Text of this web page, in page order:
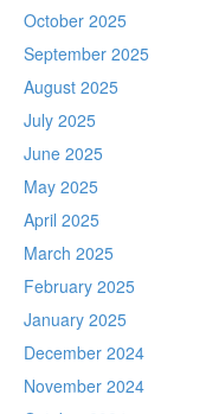
October 2025
September 2025
August 2025
July 2025
June 2025
May 2025
April 2025
March 2025
February 2025
January 2025
December 2024
November 2024